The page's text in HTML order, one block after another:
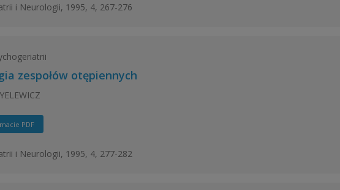
i Neurologii, 1995, 4, 267-276
zespołów otępiennych
PDF
i Neurologii, 1995, 4, 277-282